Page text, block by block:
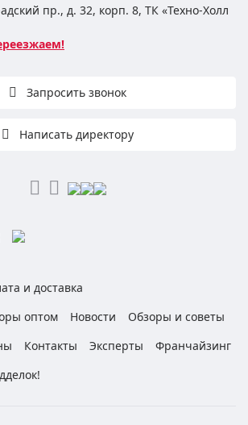
пр., д. 32, корп. 8, ТК «Техно-Холл
Запросить звонок
Написать директору
и доставка
оптом
Новости
Обзоры и советы
Контакты Эксперты
Франчайзинг